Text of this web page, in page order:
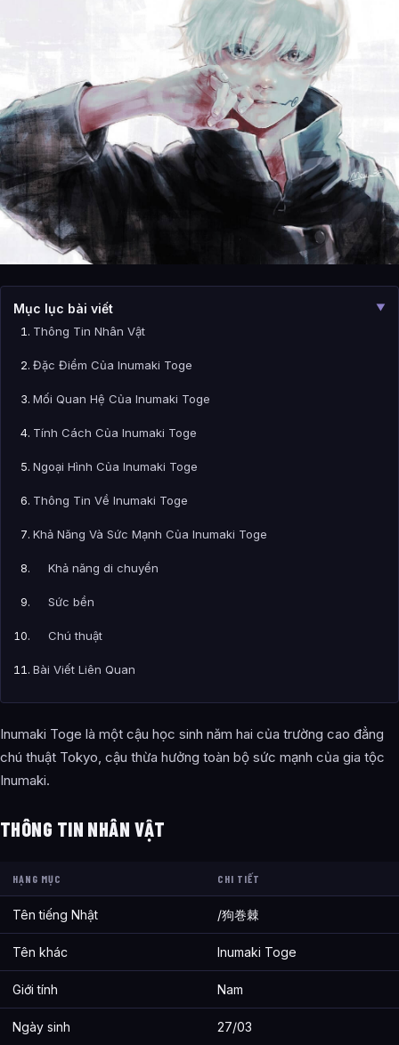
Mục lục bài viết ▼
Thông Tin Nhân Vật
Đặc Điểm Của Inumaki Toge
Mối Quan Hệ Của Inumaki Toge
Tính Cách Của Inumaki Toge
Ngoại Hình Của Inumaki Toge
Thông Tin Về Inumaki Toge
Khả Năng Và Sức Mạnh Của Inumaki Toge
Khả năng di chuyển
Sức bền
Chú thuật
Bài Viết Liên Quan
Câu Hỏi Thường Gặp
Inumaki Toge – Sơ lược tiểu sử Nhân Vật Hậu Duệ Của Gia
Tộc Inumaki là gì?
Inumaki Toge là một cậu học sinh năm hai của trường cao đẳng
chú thuật Tokyo, cậu thừa hưởng toàn bộ sức mạnh của gia tộc
Inumaki.
THÔNG TIN NHÂN VẬT
HẠNG MỤC CHI TIẾT
Tên tiếng Nhật /狗巻棘
Tên khác Inumaki Toge
Giới tính Nam
Ngày sinh 27/03